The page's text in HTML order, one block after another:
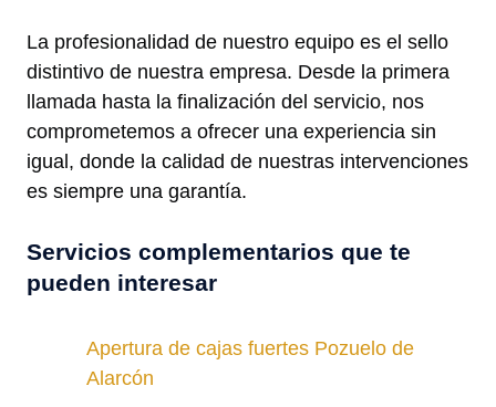
La profesionalidad de nuestro equipo es el sello
distintivo de nuestra empresa. Desde la primera
llamada hasta la finalización del servicio, nos
comprometemos a ofrecer una experiencia sin
igual, donde la calidad de nuestras intervenciones
es siempre una garantía.
Servicios complementarios que te
pueden interesar
Apertura de cajas fuertes Pozuelo de
Alarcón